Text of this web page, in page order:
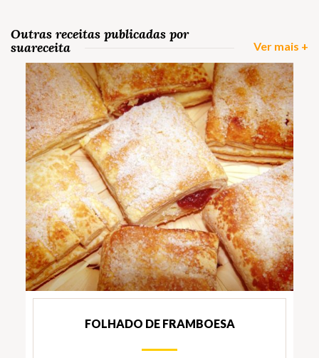
Outras receitas publicadas por
suareceita
Ver mais +
FOLHADO DE FRAMBOESA